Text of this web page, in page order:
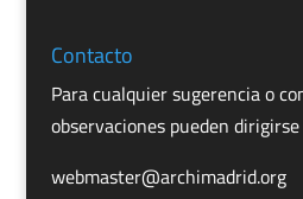
Contacto
Para cualquier sugerencia o
observaciones pueden
webmaster@archimadrid.org